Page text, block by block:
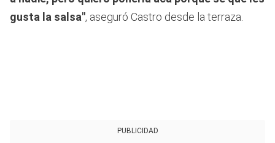
gusta la salsa", aseguró Castro desde la terraza.
PUBLICIDAD